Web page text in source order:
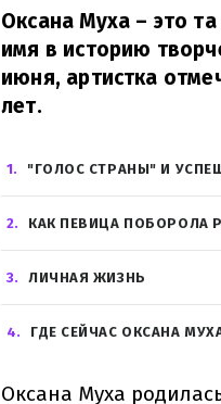
Оксана Муха – это
имя в историю
июня, артистка
лет.
1 "ГОЛОС СТРАНЫ" И
2 КАК ПЕВИЦА ПОБОРОЛА
3 ЛИЧНАЯ ЖИЗНЬ
4 ГДЕ СЕЙЧАС ОКСАНА
Оксана Муха